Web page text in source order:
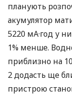
планують
акумулятор
5220 мА·год у
1% менше.
приблизно на
2 додасть ще
пристрою